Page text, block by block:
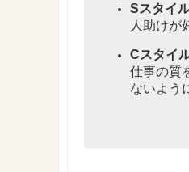
Sスタイ
人助けが
Cスタイ
仕事の質
ないよう